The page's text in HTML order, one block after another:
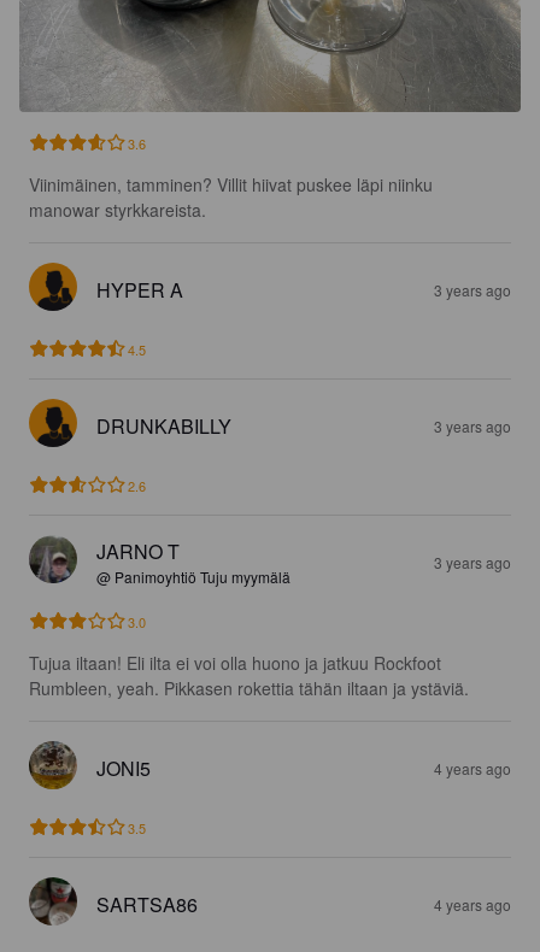
3.6
Viinimäinen, tamminen? Villit hiivat puskee läpi niinku
manowar styrkkareista.
HYPER A 3 years ago
4.5
DRUNKABILLY 3 years ago
2.6
JARNO T
@ Panimoyhtiö Tuju myymälä
3 years ago
3.0
Tujua iltaan! Eli ilta ei voi olla huono ja jatkuu Rockfoot
Rumbleen, yeah. Pikkasen rokettia tähän iltaan ja ystäviä.
JONI5 4 years ago
3.5
SARTSA86 4 years ago